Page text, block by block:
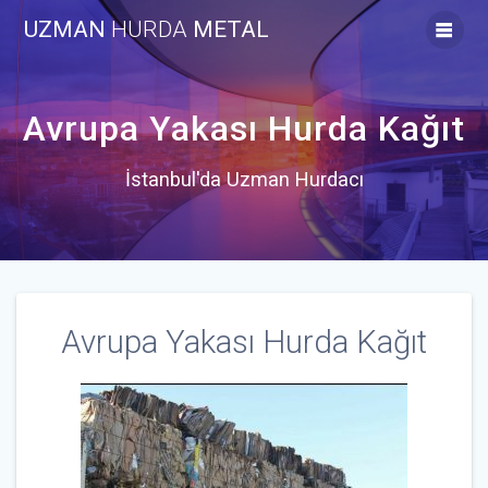
to
UZMAN HURDA METAL
Avrupa Yakası Hurda Kağıt
İstanbul'da Uzman Hurdacı
Avrupa Yakası Hurda Kağıt